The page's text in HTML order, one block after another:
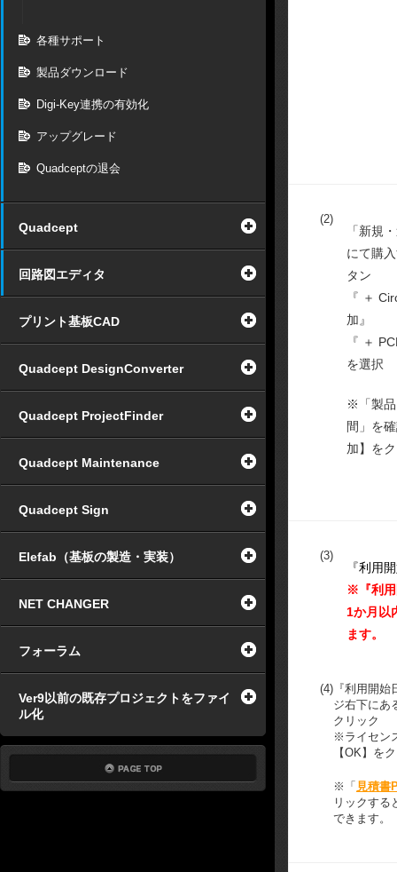
各種サポート
製品ダウンロード
Digi-Key連携の有効化
アップグレード
Quadceptの退会
Quadcept
回路図エディタ
プリント基板CAD
Quadcept DesignConverter
Quadcept ProjectFinder
Quadcept Maintenance
Quadcept Sign
Elefab（基板の製造・実装）
NET CHANGER
フォーラム
Ver9以前の既存プロジェクトをファイ
ル化
(2)
「新規
にて購
タン
『 ＋
加』
『 ＋
を選択
※「製品
間」を
加】を
(3)
『利用
※『利用
1か月以
ます。
(4) 『利用開
ジ右下にあ
クリック
※ライセン
【OK】を
※「 見積書
リックする
できます。